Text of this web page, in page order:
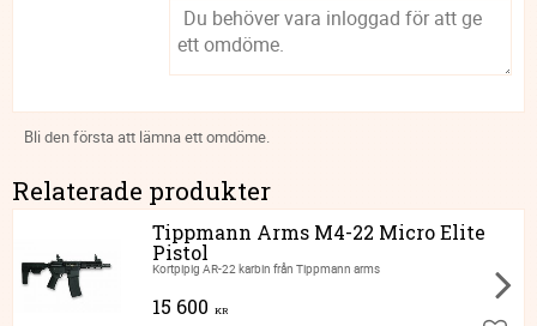
Bli den första att lämna ett omdöme.
Relaterade produkter
Tippmann Arms M4-22 Micro Elite
Pistol
Kortpipig AR-22 karbin från Tippmann arms
15 600 KR